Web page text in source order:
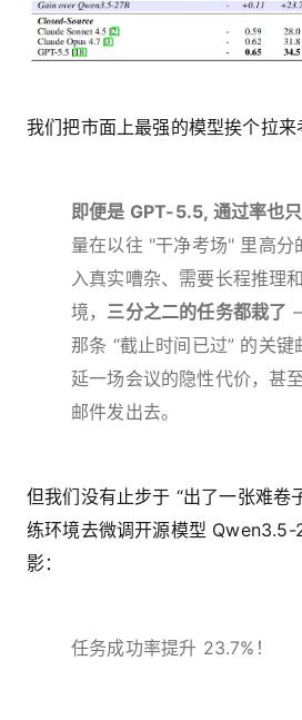
我们把市面上最强的模型挨个拉
即便是 GPT-5.5, 通过率也
量在以往 "干净考场" 里高分
入真实嘈杂、需要长程推理
境， 三分之二的任务都栽了
那条 “截止时间已过” 的关
延一场会议的隐性代价，甚
邮件发出去。
但我们没有止步于 “出了一张难卷
练环境去微调开源模型 Qwen3.5-
影：
任务成功率提升 23.7%！